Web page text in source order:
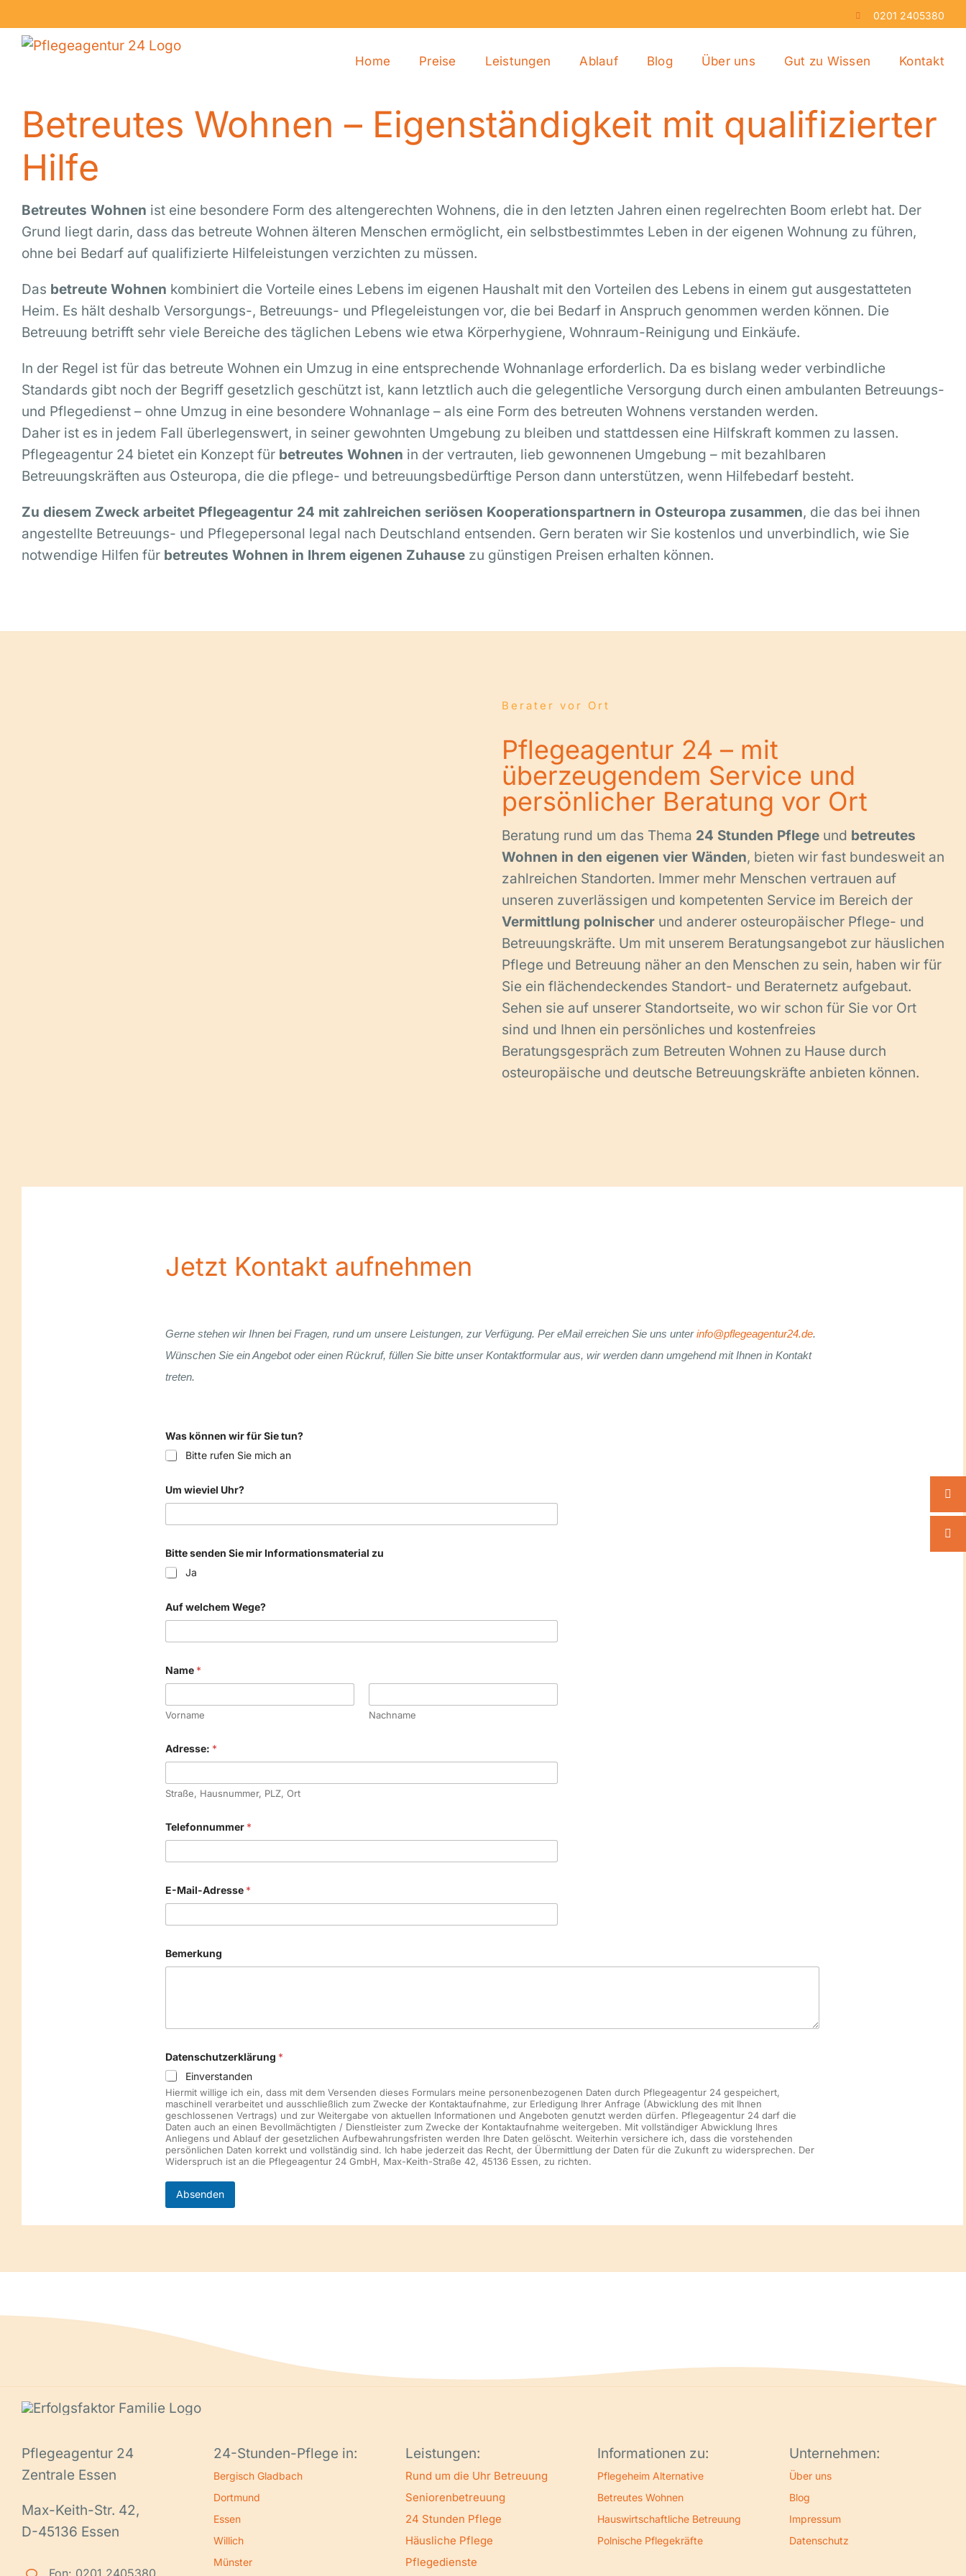
to
content
0201 2405380
Home Preise Leistungen Ablauf Blog Über uns Gut zu Wissen Kontakt
Betreutes Wohnen – Eigenständigkeit mit qualifizierter
Hilfe
Betreutes Wohnen ist eine besondere Form des altengerechten Wohnens, die in den letzten Jahren einen regelrechten Boom erlebt hat. Der
Grund liegt darin, dass das betreute Wohnen älteren Menschen ermöglicht, ein selbstbestimmtes Leben in der eigenen Wohnung zu führen,
ohne bei Bedarf auf qualifizierte Hilfeleistungen verzichten zu müssen.
Das betreute Wohnen kombiniert die Vorteile eines Lebens im eigenen Haushalt mit den Vorteilen des Lebens in einem gut ausgestatteten
Heim. Es hält deshalb Versorgungs-, Betreuungs- und Pflegeleistungen vor, die bei Bedarf in Anspruch genommen werden können. Die
Betreuung betrifft sehr viele Bereiche des täglichen Lebens wie etwa Körperhygiene, Wohnraum-Reinigung und Einkäufe.
In der Regel ist für das betreute Wohnen ein Umzug in eine entsprechende Wohnanlage erforderlich. Da es bislang weder verbindliche
Standards gibt noch der Begriff gesetzlich geschützt ist, kann letztlich auch die gelegentliche Versorgung durch einen ambulanten Betreuungs-
und Pflegedienst – ohne Umzug in eine besondere Wohnanlage – als eine Form des betreuten Wohnens verstanden werden.
Daher ist es in jedem Fall überlegenswert, in seiner gewohnten Umgebung zu bleiben und stattdessen eine Hilfskraft kommen zu lassen.
Pflegeagentur 24 bietet ein Konzept für betreutes Wohnen in der vertrauten, lieb gewonnenen Umgebung – mit bezahlbaren
Betreuungskräften aus Osteuropa, die die pflege- und betreuungsbedürftige Person dann unterstützen, wenn Hilfebedarf besteht.
Zu diesem Zweck arbeitet Pflegeagentur 24 mit zahlreichen seriösen Kooperationspartnern in Osteuropa zusammen, die das bei ihnen
angestellte Betreuungs- und Pflegepersonal legal nach Deutschland entsenden. Gern beraten wir Sie kostenlos und unverbindlich, wie Sie
notwendige Hilfen für betreutes Wohnen in Ihrem eigenen Zuhausezu günstigen Preisen erhalten können.
Berater vor Ort
Pflegeagentur 24 – mit
überzeugendem Service und
persönlicher Beratung vor Ort
Beratung rund um das Thema 24 Stunden Pflegeund betreutes
Wohnen in den eigenen vier Wänden, bieten wir fast bundesweit an
zahlreichen Standorten. Immer mehr Menschen vertrauen auf
unseren zuverlässigen und kompetenten Service im Bereich der
Vermittlung polnischerund anderer osteuropäischer Pflege- und
Betreuungskräfte. Um mit unserem Beratungsangebot zur häuslichen
Pflege und Betreuung näher an den Menschen zu sein, haben wir für
Sie ein flächendeckendes Standort- und Beraternetz aufgebaut.
Sehen sie auf unserer Standortseite, wo wir schon für Sie vor Ort
sind und Ihnen ein persönliches und kostenfreies
Beratungsgespräch zum Betreuten Wohnen zu Hause durch
osteuropäische und deutsche Betreuungskräfte anbieten können.
Jetzt Kontakt aufnehmen
Gerne stehen wir Ihnen bei Fragen, rund um unsere Leistungen, zur Verfügung. Per eMail erreichen Sie uns unterinfo@pflegeagentur24.de.
Wünschen Sie ein Angebot oder einen Rückruf, füllen Sie bitte unser Kontaktformular aus, wir werden dann umgehend mit Ihnen in Kontakt
treten.
Was können wir für Sie tun?
Bitte rufen Sie mich an
Um wieviel Uhr?
Bitte senden Sie mir Informationsmaterial zu
Ja
a
m
w
l
c
e
m
Auf welchem Wege?
Name *
Vorname Nachname
Adresse: *
Straße, Hausnummer, PLZ, Ort
Telefonnummer *
E-Mail-Adresse *
Bemerkung
Datenschutzerklärung *
Einverstanden
Hiermit willige ich ein, dass mit dem Versenden dieses Formulars meine personenbezogenen Daten durch Pflegeagentur 24 gespeichert,
maschinell verarbeitet und ausschließlich zum Zwecke der Kontaktaufnahme, zur Erledigung Ihrer Anfrage (Abwicklung des mit Ihnen
geschlossenen Vertrags) und zur Weitergabe von aktuellen Informationen und Angeboten genutzt werden dürfen. Pflegeagentur 24 darf die
Daten auch an einen Bevollmächtigten / Dienstleister zum Zwecke der Kontaktaufnahme weitergeben. Mit vollständiger Abwicklung Ihres
Anliegens und Ablauf der gesetzlichen Aufbewahrungsfristen werden Ihre Daten gelöscht. Weiterhin versichere ich, dass die vorstehenden
persönlichen Daten korrekt und vollständig sind. Ich habe jederzeit das Recht, der Übermittlung der Daten für die Zukunft zu widersprechen. Der
Widerspruch ist an die Pflegeagentur 24 GmbH, Max-Keith-Straße 42, 45136 Essen, zu richten.
Absenden
Pflegeagentur 24
Zentrale Essen
Max-Keith-Str. 42,
D-45136 Essen
Fon: 0201 2405380
24-Stunden-Pflege in:
Bergisch Gladbach
Dortmund
Essen
Willich
Münster
Leistungen:
Rund um die Uhr Betreuung
Seniorenbetreuung
24 Stunden Pflege
Häusliche Pflege
Pflegedienste
Informationen zu:
Pflegeheim Alternative
Betreutes Wohnen
Hauswirtschaftliche Betreuung
Polnische Pflegekräfte
Unternehmen:
Über uns
Blog
Impressum
Datenschutz